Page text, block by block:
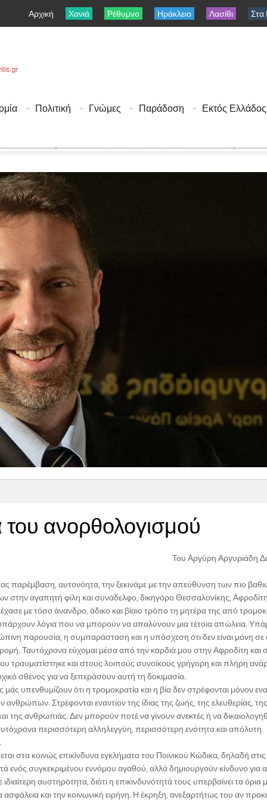
Αρχική Χανιά Ρέθυμνο Ηράκλειο Λασίθι Στα
Πολιτική Γνώμες Παράδοση Εκτός Ελλάδος
του ανορθολογισμού
Του Αργύρη Αργυριάδη
παρέμβαση, αυτονόητα, την ξεκινάμε με την απεύθυνση των πιο
στην αγαπητή φίλη και συνάδελφο, δικηγόρο Θεσσαλονίκης,
με τόσο άνανδρο, άδικο και βίαιο τρόπο τη μητέρα της από
λόγια που να μπορούν να απαλύνουν μια τέτοια απώλεια.
παρουσία, η συμπαράσταση και η υπόσχεση ότι δεν είναι μόνη σε
Ταυτόχρονα εύχομαι μέσα από την καρδιά μου στην Αφροδίτη και
τραυματίστηκε και στους λοιπούς συνοίκους γρήγορη και πλήρη
σθένος για να ξεπεράσουν αυτή τη δοκιμασία.
μάς υπενθυμίζουν ότι η τρομοκρατία και η βία δεν στρέφονται μόνον
ανθρώπων. Στρέφονται εναντίον της ίδιας της ζωής, της ελευθερίας, της
της ανθρωπιάς. Δεν μπορούν ποτέ να γίνουν ανεκτές ή να
περισσότερη αλληλεγγύη, περισσότερη ενότητα και απόλυτη
στα κοινώς επικίνδυνα εγκλήματα του Ποινικού Κώδικα, δηλαδή στις
ενός συγκεκριμένου εννόμου αγαθού, αλλά δημιουργούν κίνδυνο για
αυστηρότητα, διότι η επικινδυνότητά τους υπερβαίνει τα όρια
και την κοινωνική ειρήνη. Η έκρηξη, ανεξαρτήτως του αν